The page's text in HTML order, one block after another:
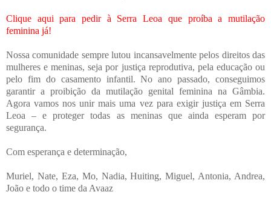
Clique aqui para pedir à Serra Leoa que proíba a mutilação
feminina já!
Nossa comunidade sempre lutou incansavelmente pelos direitos das
mulheres e meninas, seja por justiça reprodutiva, pela educação ou
pelo fim do casamento infantil. No ano passado, conseguimos
garantir a proibição da mutilação genital feminina na Gâmbia.
Agora vamos nos unir mais uma vez para exigir justiça em Serra
Leoa – e proteger todas as meninas que ainda esperam por
segurança.
Com esperança e determinação,
Muriel, Nate, Eza, Mo, Nadia, Huiting, Miguel, Antonia, Andrea,
João e todo o time da Avaaz